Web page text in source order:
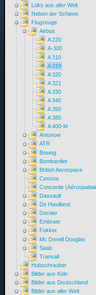
Loks aus aller Welt
Neben der Schiene
Flugzeuge
Airbus
A 220
A-300
A 310
A 319
A 320
A 321
A 330
A 340
A 350
A 380
A 400-M
Antonow
ATR
Boeing
Bombardier
British Aerospace
Cessna
Concorde
Dassault
De Havilland
Dornier
Embraer
Fokker
Mc Donell Douglas
Saab
Transall
Hubschrauber
Bilder aus Köln
Bilder aus Deutschland
Bilder aus aller Welt